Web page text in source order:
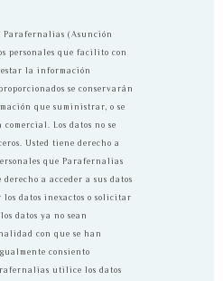
Parafernalias (Asunción
personales que facilito con
la información
se conservarán
que suministrar, o se
Los datos no se
Usted tiene derecho a
que Parafernalias
a acceder a sus datos
datos inexactos o solicitar
datos ya no sean
con que se han
consiento
utilice los datos